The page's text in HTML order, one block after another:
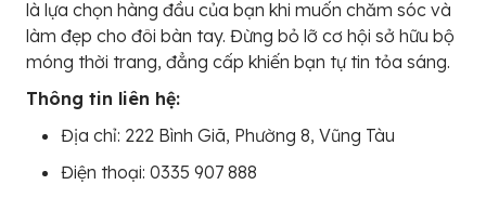
là lựa chọn hàng đầu của bạn khi muốn chăm sóc và
làm đẹp cho đôi bàn tay. Đừng bỏ lỡ cơ hội sở hữu bộ
móng thời trang, đẳng cấp khiến bạn tự tin tỏa sáng.
Thông tin liên hệ:
Địa chỉ: 222 Bình Giã, Phường 8, Vũng Tàu
Điện thoại: 0335 907 888